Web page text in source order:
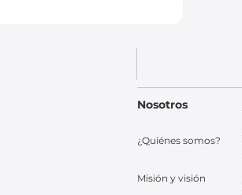
Nosotros
¿Quiénes somos?
Misión y visión